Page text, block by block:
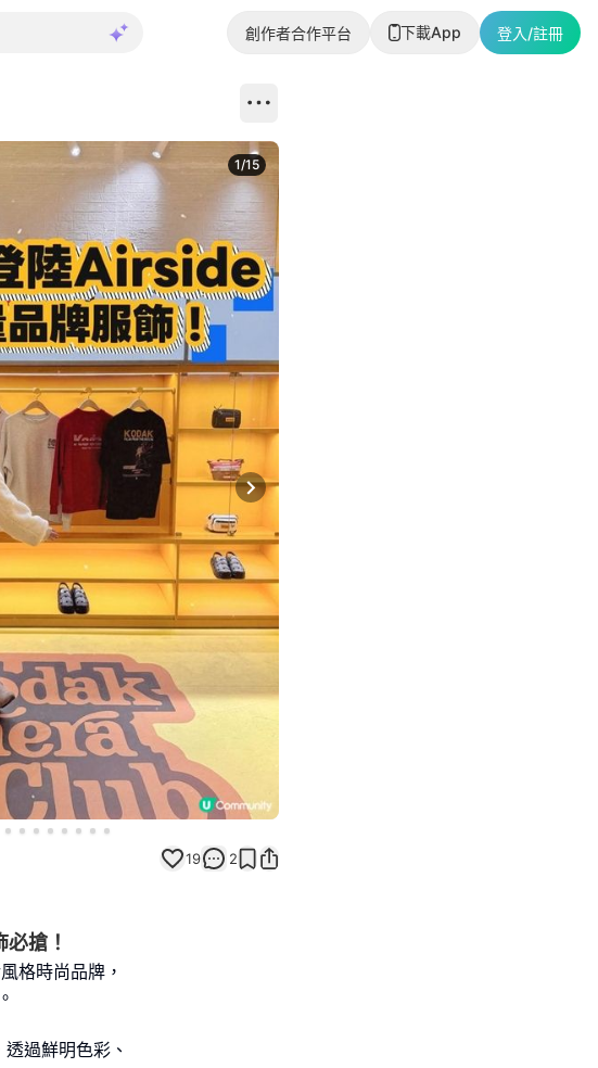
創作者合作平台 下載App 登入/註冊
Next slide
1/15
19 2
搶！
格時尚品牌，
過鮮明色彩、